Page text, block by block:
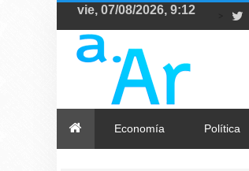
Economía Política